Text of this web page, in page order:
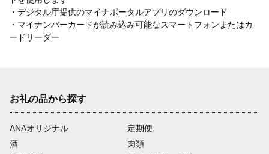
・デジタル庁提供のマイナポータルアプリのダウンロード
・マイナンバーカードが読み込み可能なスマートフォンまたはカ
ードリーダー
お礼の品から探す
ANAオリジナル
定期便
酒
肉類